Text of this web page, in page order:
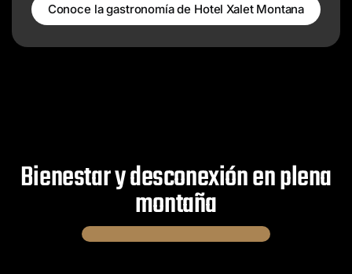
Conoce la gastronomía de Hotel Xalet Montana
Bienestar y desconexión en plena
montaña